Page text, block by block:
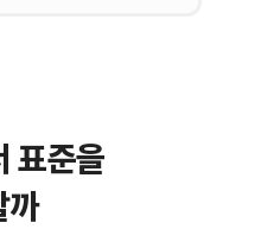
표준을
까